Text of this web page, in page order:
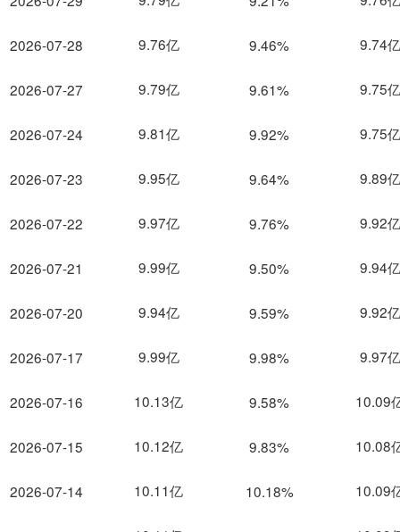
2026-07-28
2026-07-27
2026-07-24
2026-07-23
2026-07-22
2026-07-21
2026-07-20
2026-07-17
2026-07-16
2026-07-15
2026-07-14
9.76亿 9.46% 9.74亿
9.79亿 9.61% 9.75亿
9.81亿 9.92% 9.75亿
9.95亿 9.64% 9.89亿
9.97亿 9.76% 9.92亿
9.99亿 9.50% 9.94亿
9.94亿 9.59% 9.92亿
9.99亿 9.98% 9.97亿
10.13亿 9.58% 10.09
10.12亿 9.83% 10.08
10.11亿 10.18% 10.09